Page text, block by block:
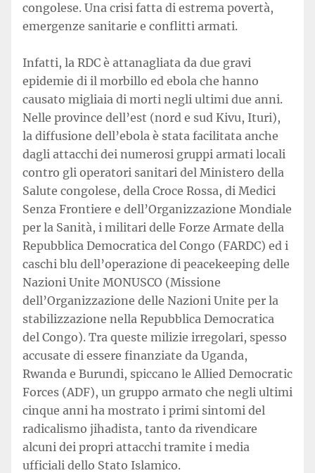
congolese. Una crisi fatta di estrema povertà,
emergenze sanitarie e conflitti armati.
Infatti, la RDC è attanagliata da due gravi
epidemie di il morbillo ed ebola che hanno
causato migliaia di morti negli ultimi due anni.
Nelle province dell’est (nord e sud Kivu, Ituri),
la diffusione dell’ebola è stata facilitata anche
dagli attacchi dei numerosi gruppi armati locali
contro gli operatori sanitari del Ministero della
Salute congolese, della Croce Rossa, di Medici
Senza Frontiere e dell’Organizzazione Mondiale
per la Sanità, i militari delle Forze Armate della
Repubblica Democratica del Congo (FARDC) ed i
caschi blu dell’operazione di peacekeeping delle
Nazioni Unite MONUSCO (Missione
dell’Organizzazione delle Nazioni Unite per la
stabilizzazione nella Repubblica Democratica
del Congo). Tra queste milizie irregolari, spesso
accusate di essere finanziate da Uganda,
Rwanda e Burundi, spiccano le Allied Democratic
Forces (ADF), un gruppo armato che negli ultimi
cinque anni ha mostrato i primi sintomi del
radicalismo jihadista, tanto da rivendicare
alcuni dei propri attacchi tramite i media
ufficiali dello Stato Islamico.